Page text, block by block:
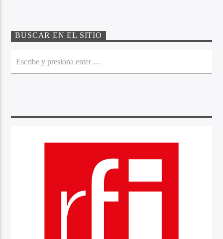
BUSCAR EN EL SITIO